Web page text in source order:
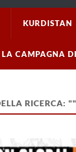
KURDISTAN
CAMPAGNA
RICERCA: ""